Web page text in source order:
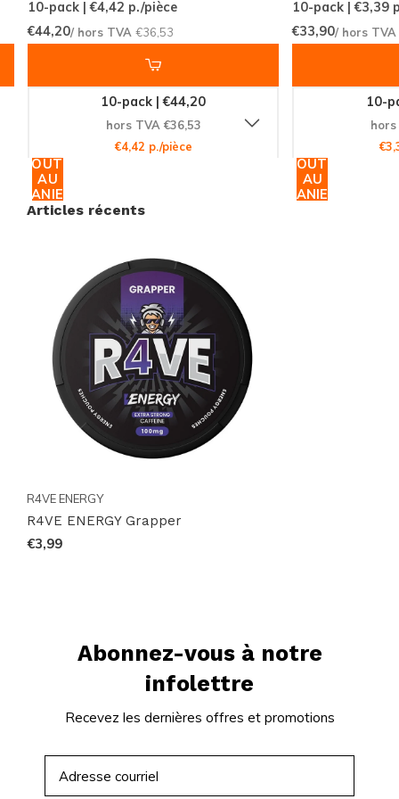
pour ceux qui cherchent à booster leur énergie sans
communauté mondiale de clients satisfaits qui font
confiance à Snussie.com pour leurs besoins en
produits énergétiques.
10-pack | €4,42 p./pièce
€44,20/ hors TVA€36,53
10-pack | €44,20
hors TVA €36,53
€4,42 p./pièce
AJOUTER
AU
PANIER
10-pack | €3,39
€33,90/ hors
10-
hors
AJOUTER
AU
PANIER
Articles récents
R4VE ENERGY
R4VE ENERGY Grapper
€3,99
Abonnez-vous à notre
infolettre
Recevez les dernières offres et promotions